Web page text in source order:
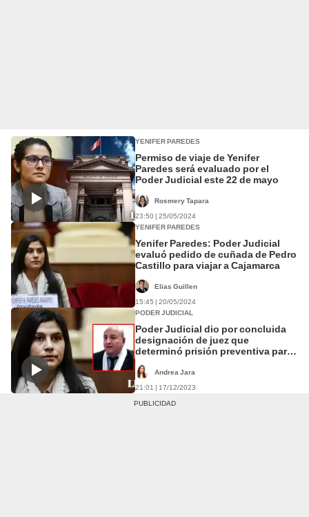
YENIFER PAREDES
Permiso de viaje de Yenifer
Paredes será evaluado por el
Poder Judicial este 22 de mayo
Rosmery Tapara
23:50 | 25/05/2024
YENIFER PAREDES
Yenifer Paredes: Poder Judicial
evaluó pedido de cuñada de Pedro
Castillo para viajar a Cajamarca
Elias Guillen
15:45 | 20/05/2024
PODER JUDICIAL
Poder Judicial dio por concluida
designación de juez que
determinó prisión preventiva para
Andrea Jara
21:01 | 17/12/2023